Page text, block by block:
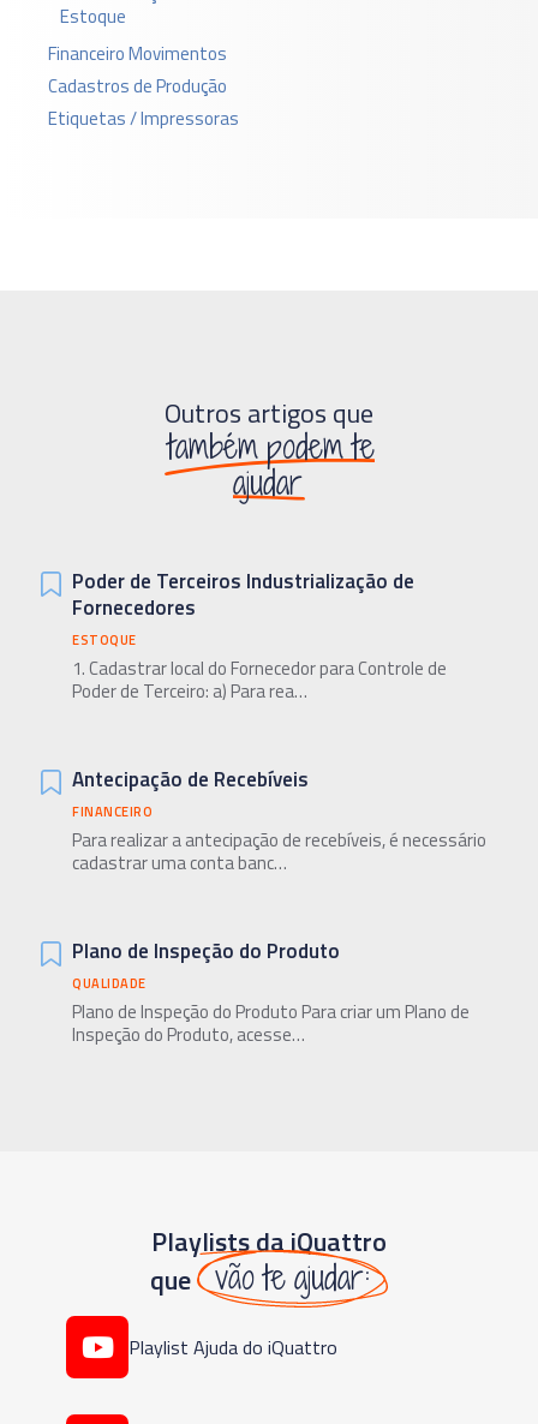
Estoque
Financeiro Movimentos
Cadastros de Produção
Etiquetas / Impressoras
Outros artigos que
também podem te
ajudar
Poder de Terceiros Industrialização de
Fornecedores
ESTOQUE
1. Cadastrar local do Fornecedor para Controle de
Poder de Terceiro: a) Para rea…
Antecipação de Recebíveis
FINANCEIRO
Para realizar a antecipação de recebíveis, é necessário
cadastrar uma conta banc…
Plano de Inspeção do Produto
QUALIDADE
Plano de Inspeção do Produto Para criar um Plano de
Inspeção do Produto, acesse…
Playlists da iQuattro
que vão te ajudar:
Playlist Ajuda do iQuattro